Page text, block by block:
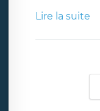
Lire la suite